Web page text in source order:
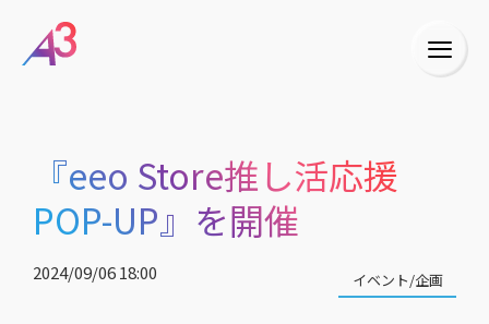
『eeo Store推し活応援
POP-UP』を開催
2024/09/06 18:00 イベント/企画